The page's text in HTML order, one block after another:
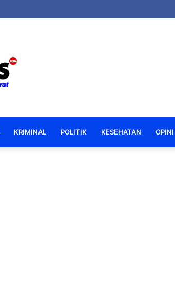
KRIMINAL POLITIK KESEHATAN OPINI